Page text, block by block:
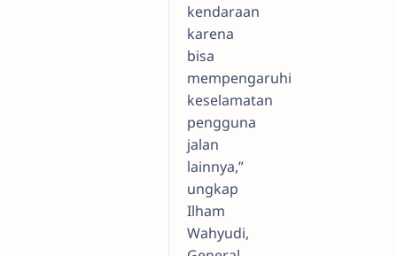
kendaraan
karena
bisa
mempengaruhi
keselamatan
pengguna
jalan
lainnya,”
ungkap
Ilham
Wahyudi,